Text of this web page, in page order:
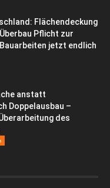
Flächendeckung
Pflicht zur
jetzt endlich
anstatt
Doppelausbau –
des